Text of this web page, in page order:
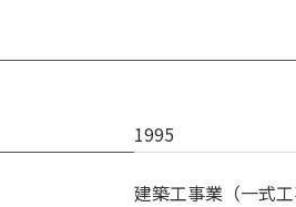
1995
建築工事業（一式